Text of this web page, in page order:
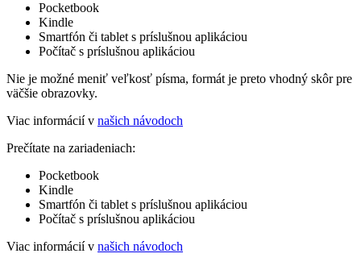
Pocketbook
Kindle
Smartfón či tablet s príslušnou aplikáciou
Počítač s príslušnou aplikáciou
Nie je možné meniť veľkosť písma, formát je preto vhodný skôr pre
väčšie obrazovky.
Viac informácií v našich návodoch
Prečítate na zariadeniach:
Pocketbook
Kindle
Smartfón či tablet s príslušnou aplikáciou
Počítač s príslušnou aplikáciou
Viac informácií v našich návodoch